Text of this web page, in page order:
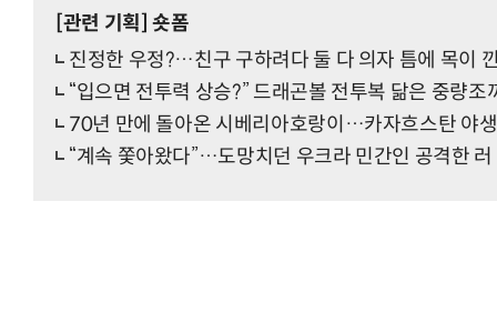
[관련 기획] 숏폼
진정한 우정?…친구 구하려다 둘 다 의자 틈에 목이
“입으면 전투력 상승?” 드래곤볼 전투복 닮은 중량조
70년 만에 돌아온 시베리아호랑이…카자흐스탄 야
“계속 쫓아왔다”…도망치던 우크라 민간인 공격한